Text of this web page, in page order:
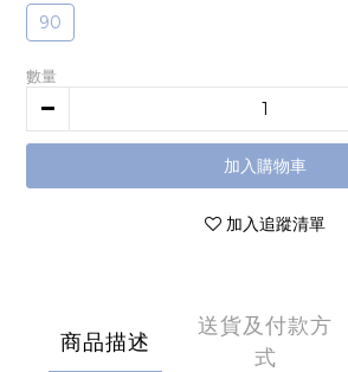
90
數量
加入購物車
加入追蹤清單
商品描述
送貨及付款方
式